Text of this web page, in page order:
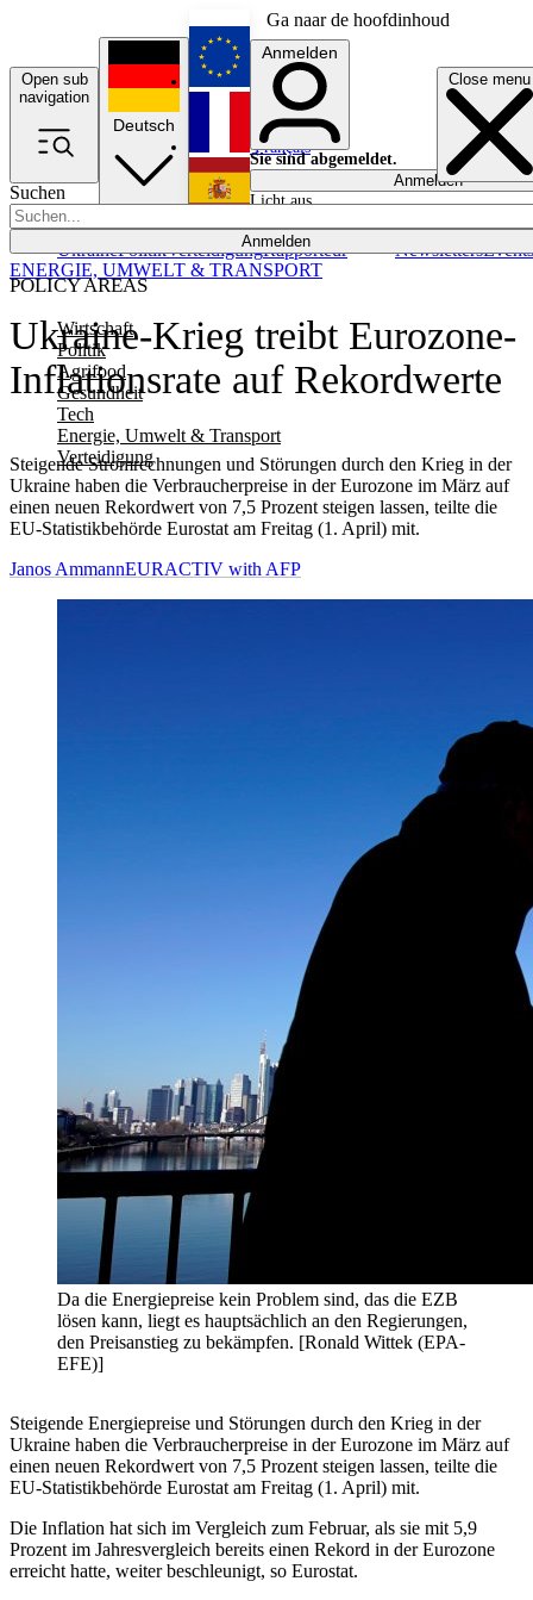
Ga naar de hoofdinhoud
Open sub
navigation
Close menu
Suchen
Anmelden
POLICY AREAS
Wirtschaft
Politik
Agrifood
Gesundheit
Tech
Energie, Umwelt & Transport
Verteidigung
UkrainePolitikVerteidigungRapporteur NewslettersEvents
Deutsch
English
Français
Anmelden
Sie sind abgemeldet.
Anmelden
Licht aus
Ukraine-Krieg treibt Eurozone-
Inflationsrate auf Rekordwerte
Steigende Stromrechnungen und Störungen durch den Krieg in der
Ukraine haben die Verbraucherpreise in der Eurozone im März auf
einen neuen Rekordwert von 7,5 Prozent steigen lassen, teilte die
EU-Statistikbehörde Eurostat am Freitag (1. April) mit.
ENERGIE, UMWELT & TRANSPORT
Janos AmmannEURACTIV with AFP
Da die Energiepreise kein Problem sind, das die EZB
lösen kann, liegt es hauptsächlich an den Regierungen,
den Preisanstieg zu bekämpfen. [Ronald Wittek (EPA-
EFE)]
Steigende Energiepreise und Störungen durch den Krieg in der
Ukraine haben die Verbraucherpreise in der Eurozone im März auf
einen neuen Rekordwert von 7,5 Prozent steigen lassen, teilte die
EU-Statistikbehörde Eurostat am Freitag (1. April) mit.
Die Inflation hat sich im Vergleich zum Februar, als sie mit 5,9
Prozent im Jahresvergleich bereits einen Rekord in der Eurozone
erreicht hatte, weiter beschleunigt, so Eurostat.